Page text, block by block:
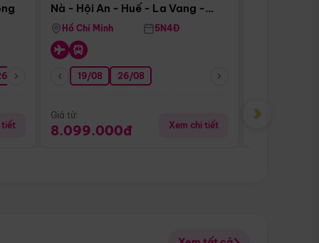
08 05/09 09/09 12/09
tiết
Nà - Hội An - Huế - La Vang -
Động Thiên Đường
Hồ Chí Minh 5N4Đ
19/08 26/08
Giá từ:
8.099.000đ Xem chi tiết
Giá từ:
›